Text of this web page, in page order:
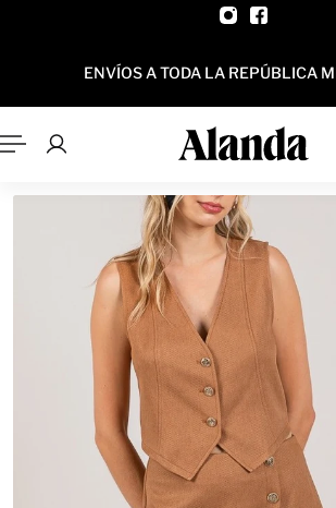
ENVÍOS A TODA LA REPÚBLICA